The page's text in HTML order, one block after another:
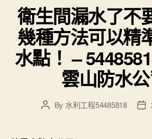
衛生間漏水了不
幾種方法可以精
水點！ –
雲山防水
PostBy 水利工程54485818